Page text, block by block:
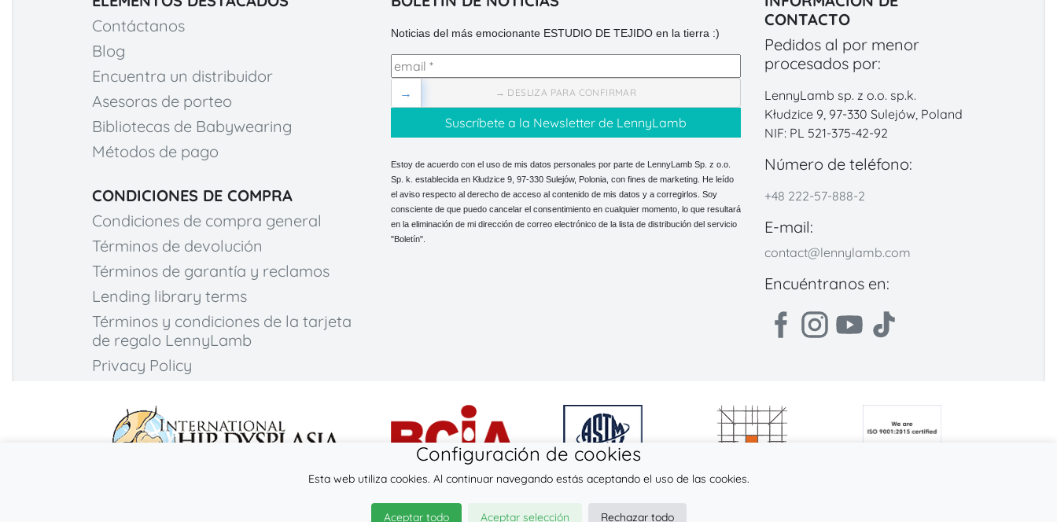
Contáctanos
Blog
Encuentra un distribuidor
Asesoras de porteo
Bibliotecas de Babywearing
Métodos de pago
CONDICIONES DE COMPRA
Condiciones de compra general
Términos de devolución
Términos de garantía y reclamos
Lending library terms
Términos y condiciones de la tarjeta
de regalo LennyLamb
Privacy Policy
Noticias del más emocionante ESTUDIO DE TEJIDO en la tierra :)
→ DESLIZA PARA CONFIRMAR
→
Estoy de acuerdo con el uso de mis datos personales por parte de LennyLamb Sp. z o.o.
Sp. k. establecida en Kłudzice 9, 97-330 Sulejów, Polonia, con fines de marketing. He leído
el aviso respecto al derecho de acceso al contenido de mis datos y a corregirlos. Soy
consciente de que puedo cancelar el consentimiento en cualquier momento, lo que resultará
en la eliminación de mi dirección de correo electrónico de la lista de distribución del servicio
"Boletín".
CONTACTO
Pedidos al por menor
procesados por:
LennyLamb sp. z o.o. sp.k.
Kłudzice 9, 97-330 Sulejów, Poland
NIF: PL 521-375-42-92
Número de teléfono:
+48 222-57-888-2
E-mail:
contact@lennylamb.com
Encuéntranos en:
© 2026 LennyLamb sp. z o.o. sp.k.
Configuración de cookies
Esta web utiliza cookies. Al continuar navegando estás aceptando el uso de las cookies.
Aceptar todo Aceptar selección Rechazar todo